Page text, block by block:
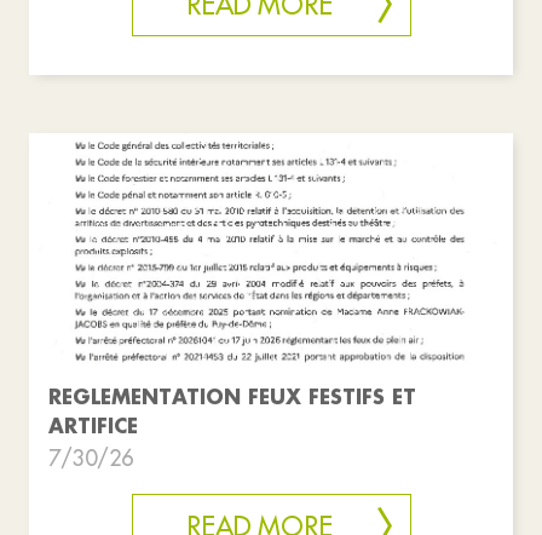
REGLEMENTATION FEUX FESTIFS ET
ARTIFICE
7/30/26
READ MORE